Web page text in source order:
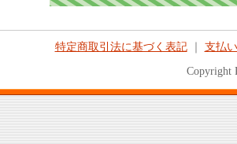
特定商取引法に基づく表記｜ 支払
Copyright